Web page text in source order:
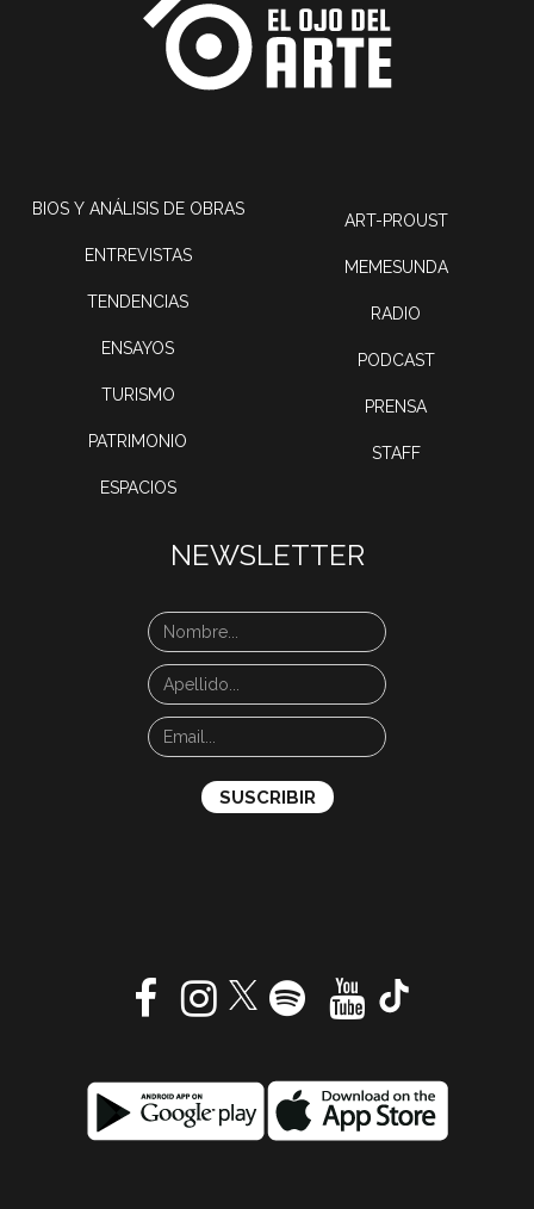
BIOS Y ANÁLISIS DE OBRAS
ENTREVISTAS
TENDENCIAS
ENSAYOS
TURISMO
PATRIMONIO
ESPACIOS
ART-PROUST
MEMESUNDA
RADIO
PODCAST
PRENSA
STAFF
NEWSLETTER